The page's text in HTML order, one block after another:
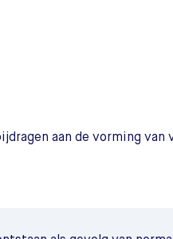
aan de vorming